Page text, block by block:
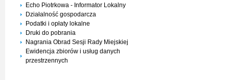
Echo Piotrkowa - Informator Lokalny
Działalność gospodarcza
Podatki i opłaty lokalne
Druki do pobrania
Nagrania Obrad Sesji Rady Miejskiej
Ewidencja zbiorów i usług danych
przestrzennych